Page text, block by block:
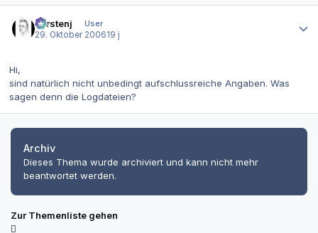
carstenj
User
29. Oktober 200619 j
Hi,
sind natürlich nicht unbedingt aufschlussreiche Angaben. Was
sagen denn die Logdateien?
Archiv
Dieses Thema wurde archiviert und kann nicht mehr
beantwortet werden.
Zur Themenliste gehen